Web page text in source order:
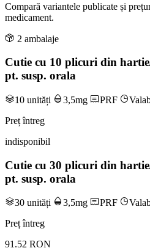
Compară variantele publicate și
medicament.
2 ambalaje
Cutie cu 10 plicuri din
pt. susp. orala
10 unități 3,5mg PRF
Preț întreg
indisponibil
Cutie cu 30 plicuri din
pt. susp. orala
30 unități 3,5mg PRF
Preț întreg
91.52 RON